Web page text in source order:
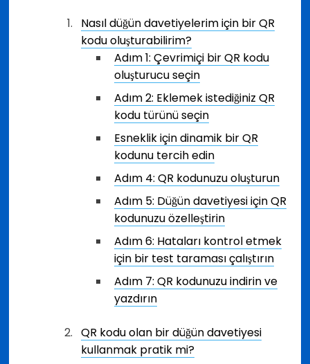
Nasıl düğün davetiyelerim için bir QR
kodu oluşturabilirim?
Adım 1: Çevrimiçi bir QR kodu
oluşturucu seçin
Adım 2: Eklemek istediğiniz QR
kodu türünü seçin
Esneklik için dinamik bir QR
kodunu tercih edin
Adım 4: QR kodunuzu oluşturun
Adım 5: Düğün davetiyesi için QR
kodunuzu özelleştirin
Adım 6: Hataları kontrol etmek
için bir test taraması çalıştırın
Adım 7: QR kodunuzu indirin ve
yazdırın
QR kodu olan bir düğün davetiyesi
kullanmak pratik mi?